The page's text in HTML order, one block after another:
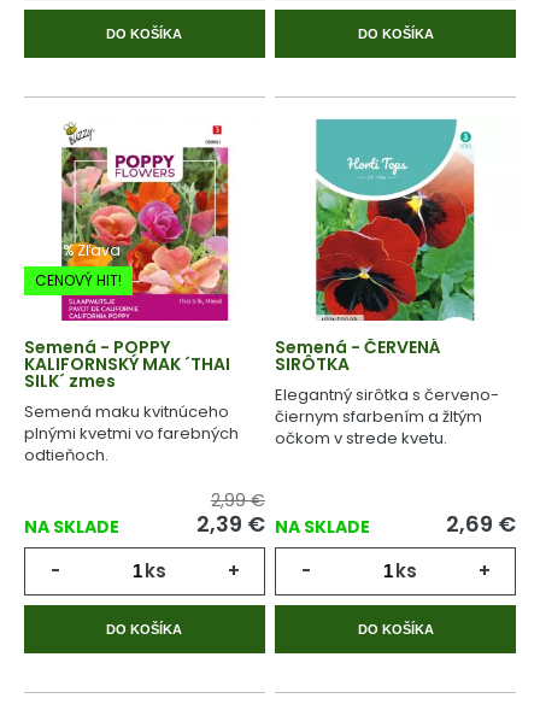
DO KOŠÍKA DO KOŠÍKA
-20% Zľava
CENOVÝ HIT!
Semená - POPPY
KALIFORNSKÝ MAK ´THAI
SILK´ zmes
Semená maku kvitnúceho
plnými kvetmi vo farebných
odtieňoch.
NA SKLADE
2,99 €
2,39 €
- ks +
DO KOŠÍKA
Semená - ČERVENÁ
SIRÔTKA
Elegantný sirôtka s červeno-
čiernym sfarbením a žltým
očkom v strede kvetu.
NA SKLADE 2,69 €
- ks +
DO KOŠÍKA